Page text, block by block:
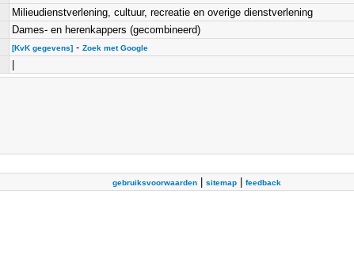
Milieudienstverlening, cultuur, recreatie en overige dienstverlening
Dames- en herenkappers (gecombineerd)
[KvK gegevens]- Zoek met Google
gebruiksvoorwaarden| sitemap| feedback